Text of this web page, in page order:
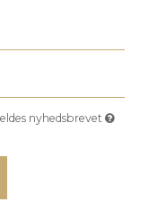
nyhedsbrevet